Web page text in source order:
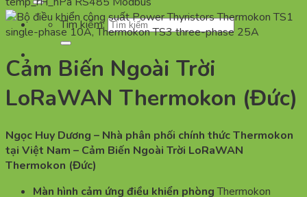
Tìm kiếm:
Cảm Biến Ngoài Trời
LoRaWAN Thermokon (Đức)
Ngọc Huy Dương – Nhà phân phối chính thức Thermokon
tại Việt Nam – Cảm Biến Ngoài Trời LoRaWAN
Thermokon (Đức)
Màn hình cảm ứng điều khiển phòngThermokon